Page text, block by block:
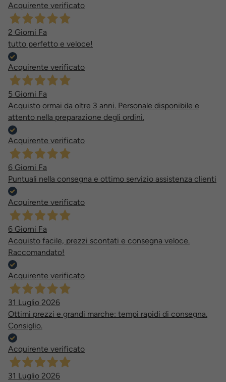
Acquirente verificato
2 Giorni Fa
tutto perfetto e veloce!
Acquirente verificato
5 Giorni Fa
Acquisto ormai da oltre 3 anni. Personale disponibile e
attento nella preparazione degli ordini.
Acquirente verificato
6 Giorni Fa
Puntuali nella consegna e ottimo servizio assistenza clienti
Acquirente verificato
6 Giorni Fa
Acquisto facile, prezzi scontati e consegna veloce.
Raccomandato!
Acquirente verificato
31 Luglio 2026
Ottimi prezzi e grandi marche: tempi rapidi di consegna.
Consiglio.
Acquirente verificato
31 Luglio 2026